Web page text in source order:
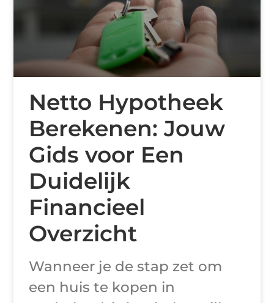
Netto Hypotheek
Berekenen: Jouw
Gids voor Een
Duidelijk
Financieel
Overzicht
Wanneer je de stap zet om
een huis te kopen in